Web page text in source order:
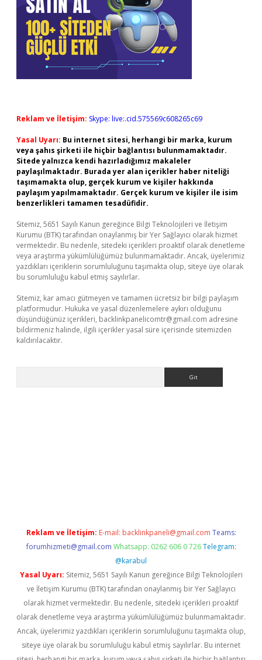
Reklam ve İletişim: Skype: live:.cid.575569c608265c69
Yasal Uyarı: Bu internet sitesi, herhangi bir marka, kurum
veya şahıs şirketi ile hiçbir bağlantısı bulunmamaktadır.
Sitede yalnızca kendi hazırladığımız makaleler
paylaşılmaktadır. Burada yer alan içerikler haber niteliği
taşımamakta olup, gerçek kurum ve kişiler hakkında
paylaşım yapılmamaktadır. Gerçek kurum ve kişiler ile isim
benzerlikleri tamamen tesadüfidir.
Sitemiz, 5651 Sayılı Kanun gereğince Bilgi Teknolojileri ve İletişim
Kurumu (BTK) tarafından onaylanmış bir Yer Sağlayıcı olarak hizmet
vermektedir. Bu nedenle, sitedeki içerikleri proaktif olarak denetleme
veya araştırma yükümlülüğümüz bulunmamaktadır. Ancak, üyelerimiz
yazdıkları içeriklerin sorumluluğunu taşımakta olup, siteye üye olarak
bu sorumluluğu kabul etmiş sayılırlar.
Sitemiz, kar amacı gütmeyen ve tamamen ücretsiz bir bilgi paylaşım
platformudur. Hukuka ve yasal düzenlemelere aykırı olduğunu
düşündüğünüz içerikleri, backlinkpanelicomtr@gmail.com adresine
bildirmeniz halinde, ilgili içerikler yasal süre içerisinde sitemizden
kaldırılacaktır.
Reklam ve İletişim: E-mail: backlinkpaneli@gmail.com Teams:
forumhizmeti@gmail.com Whatsapp: 0262 606 0 726 Telegram:
@karabul
Yasal Uyarı: Sitemiz, 5651 Sayılı Kanun gereğince Bilgi Teknolojileri
ve İletişim Kurumu (BTK) tarafından onaylanmış bir Yer Sağlayıcı
olarak hizmet vermektedir. Bu nedenle, sitedeki içerikleri proaktif
olarak denetleme veya araştırma yükümlülüğümüz bulunmamaktadır.
Ancak, üyelerimiz yazdıkları içeriklerin sorumluluğunu taşımakta olup,
siteye üye olarak bu sorumluluğu kabul etmiş sayılırlar. Bu internet